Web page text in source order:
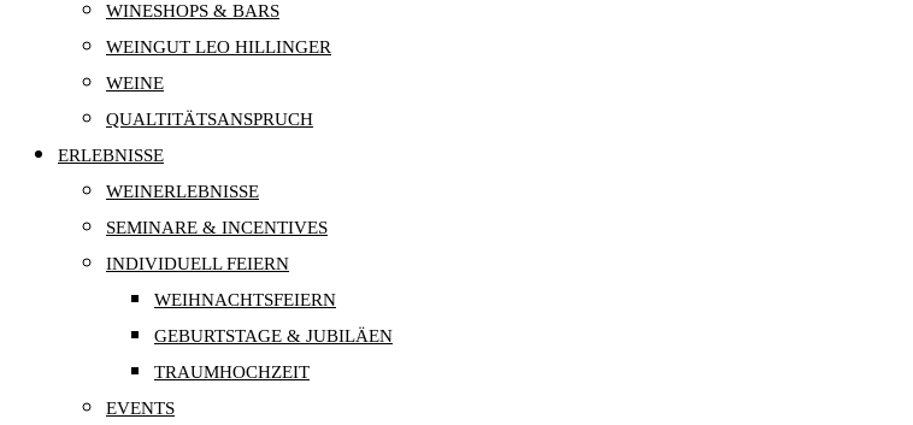
WINESHOPS & BARS
WEINGUT LEO HILLINGER
WEINE
QUALTITÄTSANSPRUCH
ERLEBNISSE
WEINERLEBNISSE
SEMINARE & INCENTIVES
INDIVIDUELL FEIERN
WEIHNACHTSFEIERN
GEBURTSTAGE & JUBILÄEN
TRAUMHOCHZEIT
EVENTS